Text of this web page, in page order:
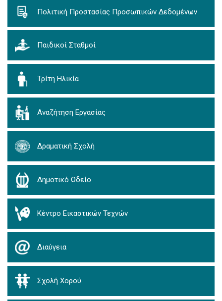
Πολιτική Προστασίας Προσωπικών Δεδομένων
Παιδικοί Σταθμοί
Τρίτη Ηλικία
Αναζήτηση Εργασίας
Δραματική Σχολή
Δημοτικό Ωδείο
Κέντρο Εικαστικών Τεχνών
Διαύγεια
Σχολή Χορού